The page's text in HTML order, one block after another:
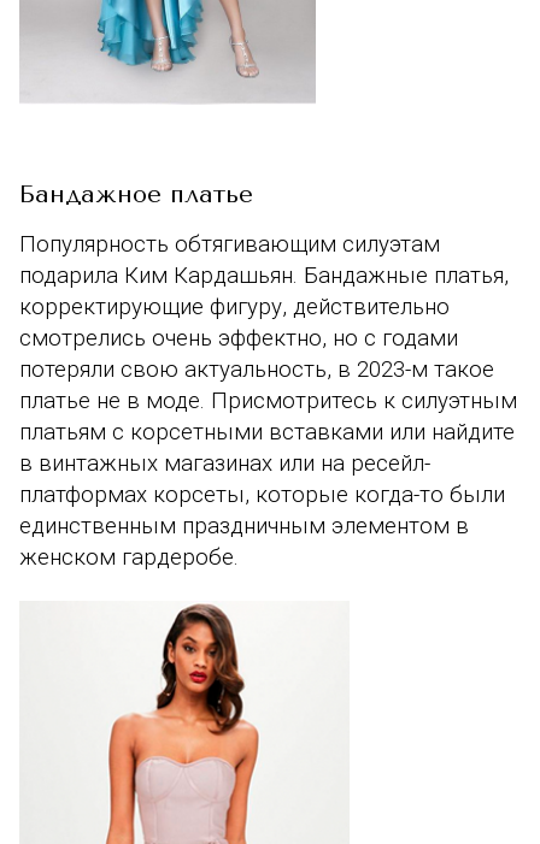
Бандажное платье
Популярность обтягивающим силуэтам
подарила Ким Кардашьян. Бандажные платья,
корректирующие фигуру, действительно
смотрелись очень эффектно, но с годами
потеряли свою актуальность, в 2023-м такое
платье не в моде. Присмотритесь к силуэтным
платьям с корсетными вставками или найдите
в винтажных магазинах или на ресейл-
платформах корсеты, которые когда-то были
единственным праздничным элементом в
женском гардеробе.